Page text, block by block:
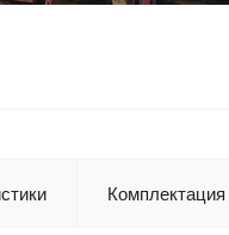
Комплектация